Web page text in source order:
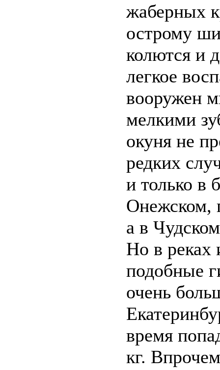
жаберных
острому
колются и
легкое
вооружен
мелкими
окуня не
редких
и только в
Онежском,
а в
Но в реках
подобные
очень
время
кг.